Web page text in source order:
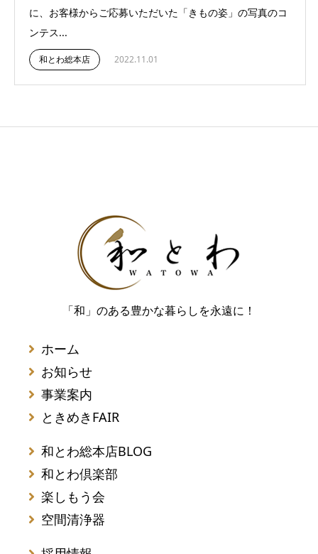
に、お客様からご応募いただいた「きもの姿」の写真のコ
ンテス...
和とわ総本店 2022.11.01
「和」のある豊かな暮らしを永遠に！
ホーム
お知らせ
事業案内
ときめきFAIR
和とわ総本店BLOG
和とわ倶楽部
楽しもう会
空間清浄器